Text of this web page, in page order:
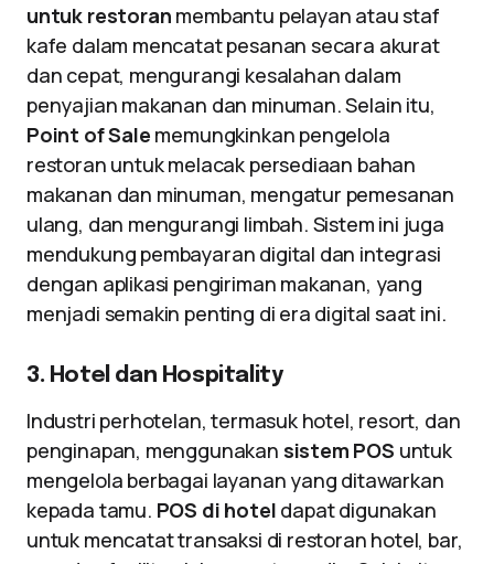
untuk restoran membantu pelayan atau staf
kafe dalam mencatat pesanan secara akurat
dan cepat, mengurangi kesalahan dalam
penyajian makanan dan minuman. Selain itu,
Point of Sale memungkinkan pengelola
restoran untuk melacak persediaan bahan
makanan dan minuman, mengatur pemesanan
ulang, dan mengurangi limbah. Sistem ini juga
mendukung pembayaran digital dan integrasi
dengan aplikasi pengiriman makanan, yang
menjadi semakin penting di era digital saat ini.
3. Hotel dan Hospitality
Industri perhotelan, termasuk hotel, resort, dan
penginapan, menggunakan sistem POS untuk
mengelola berbagai layanan yang ditawarkan
kepada tamu. POS di hotel dapat digunakan
untuk mencatat transaksi di restoran hotel, bar,